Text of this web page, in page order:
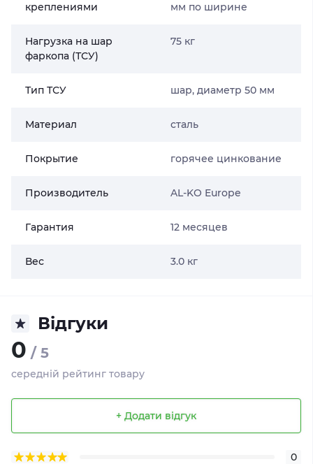
креплениями мм по ширине
Нагрузка на шар
фаркопа (ТСУ)
75 кг
Тип ТСУ шар, диаметр 50 мм
Материал сталь
Покрытие горячее цинкование
Производитель AL-KO Europe
Гарантия 12 месяцев
Вес 3.0 кг
Відгуки
0 / 5
середній рейтинг товару
+ Додати відгук
0